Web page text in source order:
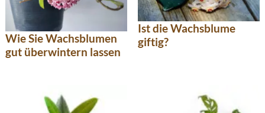
Wie Sie Wachsblumen
gut überwintern lassen
Ist die Wachsblume
giftig?